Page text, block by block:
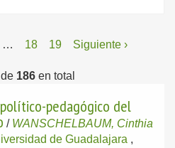
… 18 19 Siguiente ›
de 186 en total
pedagógico del
/ WANSCHELBAUM, Cinthia
de Guadalajara ,